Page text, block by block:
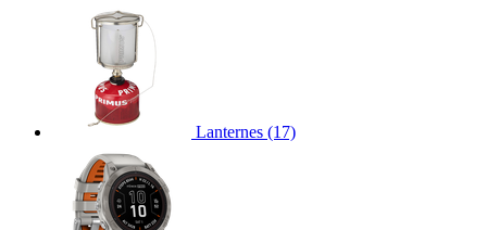
Lanternes (17)